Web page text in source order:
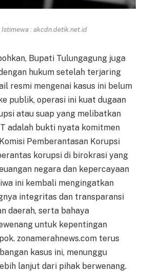
Istimewa : akcdn.detik.net.id
Bupati Tulungagung juga
hukum setelah terjaring
resmi mengenai kasus ini belum
publik, operasi ini kuat dugaan
atau suap yang melibatkan
adalah bukti nyata komitmen
Pemberantasan Korupsi
korupsi di birokrasi yang
negara dan kepercayaan
ini kembali mengingatkan
integritas dan transparansi
daerah, serta bahaya
untuk kepentingan
zonamerahnews.com terus
kasus ini, menunggu
lanjut dari pihak berwenang.